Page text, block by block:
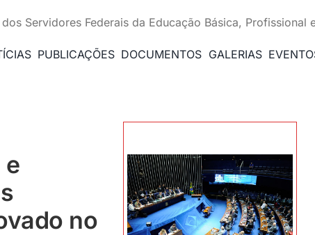
Servidores Federais da Educação Básica, Profissional
PUBLICAÇÕES DOCUMENTOS GALERIAS
e
no